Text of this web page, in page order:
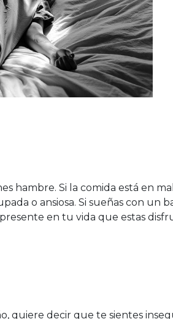
hambre. Si la comida está en
o ansiosa. Si sueñas con un
en tu vida que estas
quiere decir que te sientes